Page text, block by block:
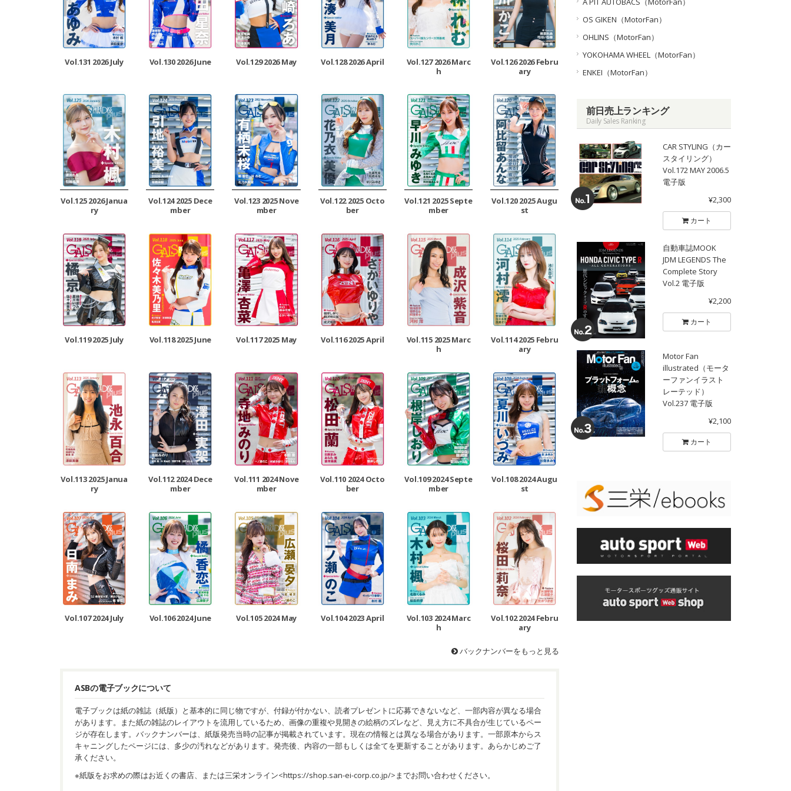
Vol.131 2026 July Vol.130 2026 June Vol.129 2026 May Vol.128 2026 April
Vol.127 2026 Marc
h
Vol.126 2026 Febru
ary
Vol.125 2026 Janua
ry
Vol.124 2025 Dece
mber
Vol.123 2025 Nove
mber
Vol.122 2025 Octo
ber
Vol.121 2025 Septe
mber
Vol.120 2025 Augu
st
Vol.119 2025 July Vol.118 2025 June Vol.117 2025 May Vol.116 2025 April
Vol.115 2025 Marc
h
Vol.114 2025 Febru
ary
Vol.113 2025 Janua
ry
Vol.112 2024 Dece
mber
Vol.111 2024 Nove
mber
Vol.110 2024 Octo
ber
Vol.109 2024 Septe
mber
Vol.108 2024 Augu
st
Vol.107 2024 July Vol.106 2024 June Vol.105 2024 May Vol.104 2023 April
Vol.103 2024 Marc
h
Vol.102 2024 Febru
ary
バックナンバーをもっと見る
ASBの電子ブックについて
電子ブックは紙の雑誌（紙版）と基本的に同じ物ですが、付録が付かない、読者プレゼントに応募できないなど、一部内容が異なる場合
があります。また紙の雑誌のレイアウトを流用しているため、画像の重複や見開きの絵柄のズレなど、見え方に不具合が生じているペー
ジが存在します。バックナンバーは、紙版発売当時の記事が掲載されています。現在の情報とは異なる場合があります。一部原本からス
キャニングしたページには、多少の汚れなどがあります。発売後、内容の一部もしくは全てを更新することがあります。あらかじめご了
承ください。
※紙版をお求めの際はお近くの書店、または三栄オンライン<https://shop.san-ei-corp.co.jp/>までお問い合わせください。
OS GIKEN（MotorFan）
OHLINS（MotorFan）
YOKOHAMA WHEEL（MotorFan）
ENKEI（MotorFan）
前日売上ランキング
Daily Sales Ranking
CAR STYLING（カー
スタイリング）
Vol.172 MAY 2006.5
電子版
¥2,300
カート
自動車誌MOOK
JDM LEGENDS The
Complete Story
Vol.2 電子版
¥2,200
カート
Motor Fan
illustrated（モータ
ーファンイラスト
レーテッド）
Vol.237 電子版
¥2,100
カート